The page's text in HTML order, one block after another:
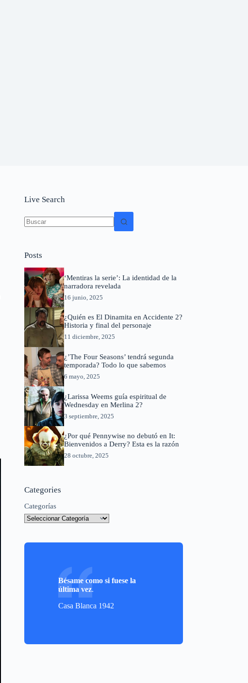
Live Search
Posts
‘Mentiras la serie’: La identidad de la
narradora revelada
16 junio, 2025
¿Quién es El Dinamita en Accidente 2?
Historia y final del personaje
11 diciembre, 2025
¿’The Four Seasons’ tendrá segunda
temporada? Todo lo que sabemos
6 mayo, 2025
¿Larissa Weems guía espiritual de
Wednesday en Merlina 2?
3 septiembre, 2025
¿Por qué Pennywise no debutó en It:
Bienvenidos a Derry? Esta es la razón
28 octubre, 2025
Categories
Categorías
Bésame como si fuese la
última vez.
Casa Blanca 1942